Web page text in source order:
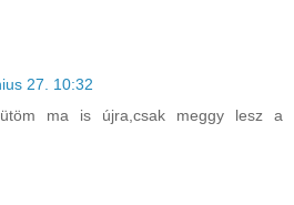
27. 10:32
ma is újra,csak meggy lesz a